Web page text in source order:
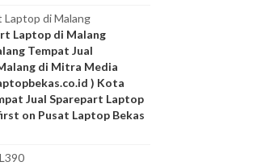
Laptop di Malang
Laptop di Malang
Tempat Jual
di Mitra Media
) Kota
Jual Sparepart Laptop
on Pusat Laptop Bekas